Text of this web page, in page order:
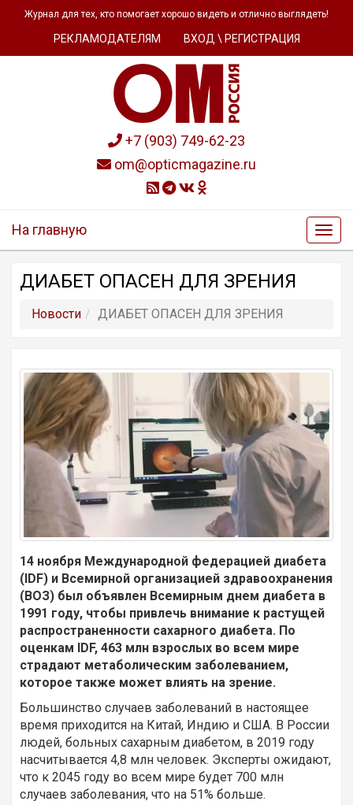
Журнал для тех, кто помогает хорошо видеть и отлично выглядеть!
РЕКЛАМОДАТЕЛЯМ ВХОД \ РЕГИСТРАЦИЯ
+7 (903) 749-62-23
om@opticmagazine.ru
На главную
ДИАБЕТ ОПАСЕН ДЛЯ ЗРЕНИЯ
Новости ДИАБЕТ ОПАСЕН ДЛЯ ЗРЕНИЯ
14 ноября Международной федерацией диабета
(IDF) и Всемирной организацией здравоохранения
(ВОЗ) был объявлен Всемирным днем диабета в
1991 году, чтобы привлечь внимание к растущей
распространенности сахарного диабета. По
оценкам IDF, 463 млн взрослых во всем мире
страдают метаболическим заболеванием,
которое также может влиять на зрение.
Большинство случаев заболеваний в настоящее
время приходится на Китай, Индию и США. В России
людей, больных сахарным диабетом, в 2019 году
насчитывается 4,8 млн человек. Эксперты ожидают,
что к 2045 году во всем мире будет 700 млн
случаев заболевания, что на 51% больше.